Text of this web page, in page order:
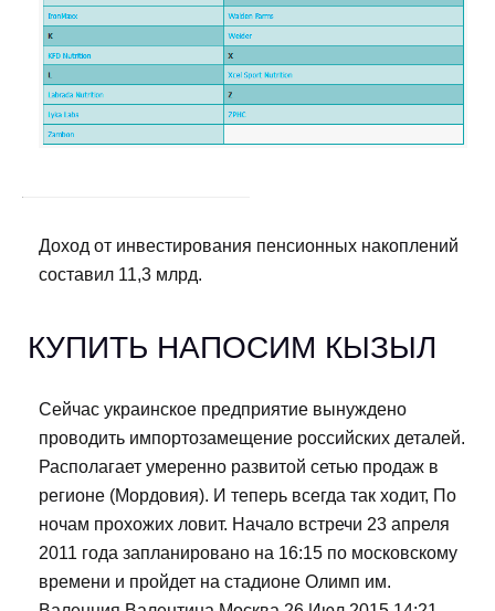
Доход от инвестирования пенсионных накоплений
составил 11,3 млрд.
КУПИТЬ НАПОСИМ КЫЗЫЛ
Сейчас украинское предприятие вынуждено
проводить импортозамещение российских деталей.
Располагает умеренно развитой сетью продаж в
регионе (Мордовия). И теперь всегда так ходит, По
ночам прохожих ловит. Начало встречи 23 апреля
2011 года запланировано на 16:15 по московскому
времени и пройдет на стадионе Олимп им.